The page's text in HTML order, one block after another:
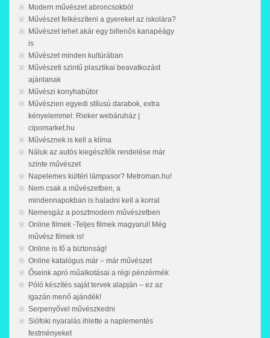
Modern művészet abroncsokból
Művészet felkészíteni a gyereket az iskolára?
Művészet lehet akár egy billenős kanapéágy
is
Művészet minden kultúrában
Művészeti szintű plasztikai beavatkozást
ajánlanak
Művészi konyhabútor
Művészien egyedi stílusú darabok, extra
kényelemmel: Rieker webáruház |
cipomarket.hu
Művésznek is kell a klíma
Náluk az autós kiegészítők rendelése már
szinte művészet
Napelemes kültéri lámpasor? Metroman.hu!
Nem csak a művészetben, a
mindennapokban is haladni kell a korral
Nemesgáz a posztmodern művészetben
Online filmek -Teljes filmek magyarul! Még
művész filmek is!
Online is fő a biztonság!
Online katalógus már – már művészet
Őseink apró műalkotásai a régi pénzérmék
Póló készítés saját tervek alapján – ez az
igazán menő ajándék!
Serpenyővel művészkedni
Siófoki nyaralás ihlette a naplementés
festményeket